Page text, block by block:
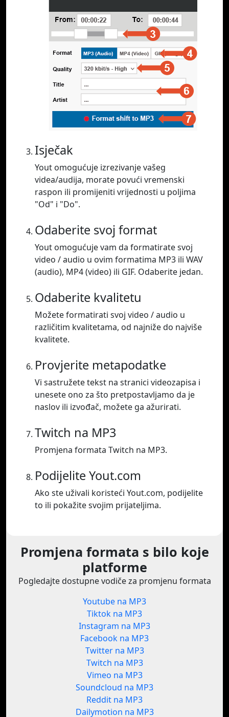
Isječak
Yout omogućuje izrezivanje vašeg
videa/audija, morate povući vremenski
raspon ili promijeniti vrijednosti u poljima
"Od" i "Do".
Odaberite svoj format
Yout omogućuje vam da formatirate svoj
video / audio u ovim formatima MP3 ili WAV
(audio), MP4 (video) ili GIF. Odaberite jedan.
Odaberite kvalitetu
Možete formatirati svoj video / audio u
različitim kvalitetama, od najniže do najviše
kvalitete.
Provjerite metapodatke
Vi sastružete tekst na stranici videozapisa i
unesete ono za što pretpostavljamo da je
naslov ili izvođač, možete ga ažurirati.
Twitch na MP3
Promjena formata Twitch na MP3.
Podijelite Yout.com
Ako ste uživali koristeći Yout.com, podijelite
to ili pokažite svojim prijateljima.
Promjena formata s bilo koje
platforme
Pogledajte dostupne vodiče za promjenu formata
Youtube na MP3
Tiktok na MP3
Instagram na MP3
Facebook na MP3
Twitter na MP3
Twitch na MP3
Vimeo na MP3
Soundcloud na MP3
Reddit na MP3
Dailymotion na MP3